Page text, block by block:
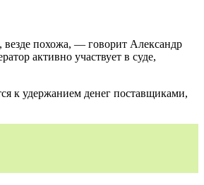
везде похожа, — говорит Александр
активно участвует в суде,
к удержанием денег поставщиками,